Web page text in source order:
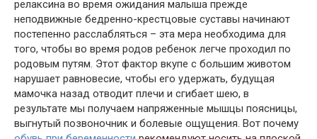
релаксина во время ожидания малыша прежде
неподвижные бедренно-крестцовые суставы начинают
постепенно расслабляться – эта мера необходима для
того, чтобы во время родов ребенок легче проходил по
родовым путям. Этот фактор вкупе с большим животом
нарушает равновесие, чтобы его удержать, будущая
мамочка назад отводит плечи и сгибает шею, в
результате мы получаем напряженные мышцы поясницы,
выгнутый позвоночник и болевые ощущения. Вот почему